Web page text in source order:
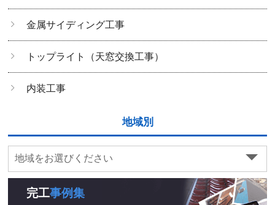
金属サイディング工事
トップライト（天窓交換工事）
内装工事
地域別
完工事例集